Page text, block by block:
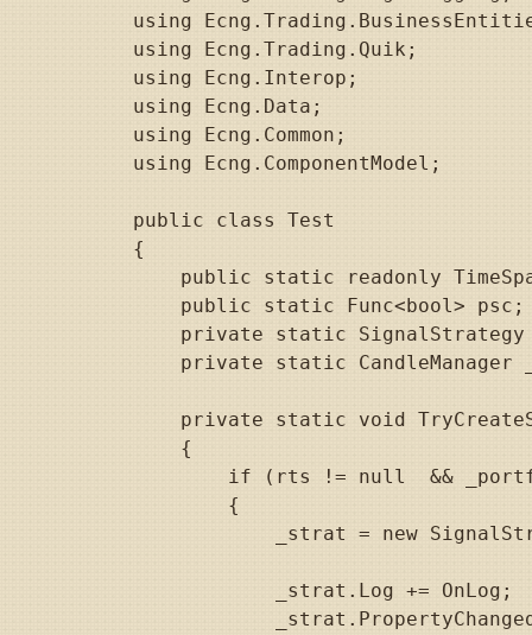
using
    using Ecng.Trading.Quik;
    using Ecng.Interop;
    using Ecng.Data;
    using Ecng.Common;
    using Ecng.ComponentModel;
    public class Test
    {
public static readonly
        public static Func<bool> psc;
private static SignalStrategy
private static CandleManager
private static void
        {
if (rts != null  &&
            {
_strat = new
                _strat.Log += OnLog;